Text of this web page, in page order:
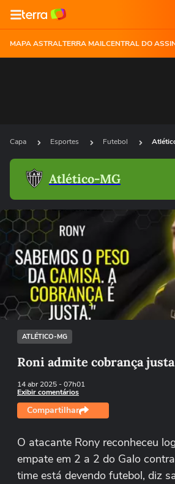
MAPA ASTRALTERRA MAILCENTRAL DO
Capa Esportes Futebol
Atlético-MG
Ops!
Não foi possível reproduzir
Tentar novamente
ATLÉTICO-MG
Roni admite cobrança
14 abr 2025- 07h01
Exibir comentários
Compartilhar
O atacante Rony reconheceu
empate em 2 a 2 do Galo
time está devendo futebol, diz